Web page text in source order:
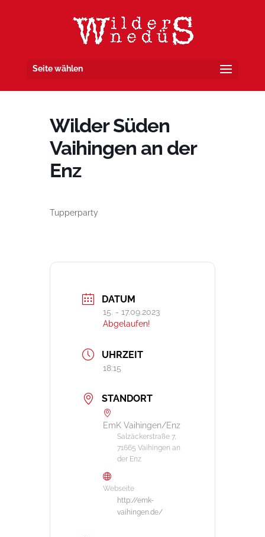
Seite wählen
Wilder Süden
Vaihingen an der
Enz
Tupperparty
DATUM
15. - 17.09.2023
Abgelaufen!
UHRZEIT
18:15
STANDORT
EmK Vaihingen/Enz
Salzäckerstraße 7,
71665 Vaihingen an
der Enz
Webseite
http://emk-
vaihingen.de/